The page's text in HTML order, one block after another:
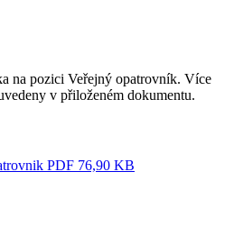
na pozici Veřejný opatrovník. Více
v přiloženém dokumentu.
PDF 76,90 KB